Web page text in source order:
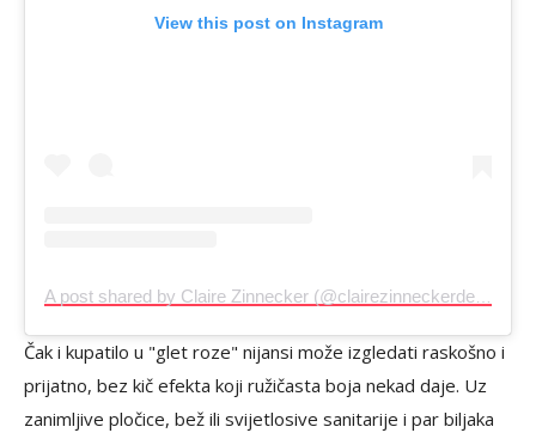
View this post on Instagram
Čak i kupatilo u "glet roze" nijansi može izgledati raskošno i
prijatno, bez kič efekta koji ružičasta boja nekad daje. Uz
zanimljive pločice, bež ili svijetlosive sanitarije i par biljaka